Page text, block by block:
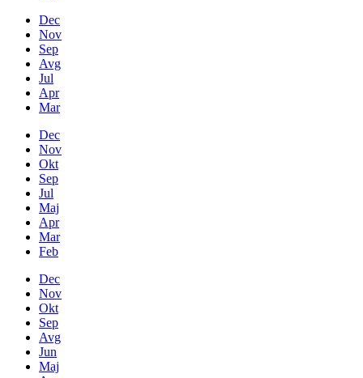
Dec
Nov
Sep
Avg
Jul
Apr
Mar
Dec
Nov
Okt
Sep
Jul
Maj
Apr
Mar
Feb
Dec
Nov
Okt
Sep
Avg
Jun
Maj